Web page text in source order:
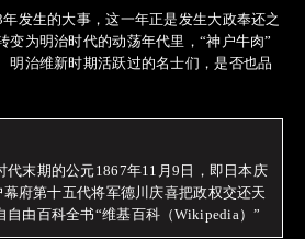
发生的大事，这一年正是发生大政奉还之
变为明治时代的动荡年代里，“神户牛肉”
明治维新时期活跃过的名士们，是否也品
代末期的公元1867年11月9日，即日本庆
府第十五代将军德川庆喜把政权交还天
自由百科全书“维基百科（Wikipedia）”